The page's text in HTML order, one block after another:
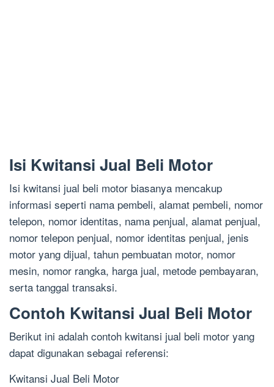
Isi Kwitansi Jual Beli Motor
Isi kwitansi jual beli motor biasanya mencakup
informasi seperti nama pembeli, alamat pembeli, nomor
telepon, nomor identitas, nama penjual, alamat penjual,
nomor telepon penjual, nomor identitas penjual, jenis
motor yang dijual, tahun pembuatan motor, nomor
mesin, nomor rangka, harga jual, metode pembayaran,
serta tanggal transaksi.
Contoh Kwitansi Jual Beli Motor
Berikut ini adalah contoh kwitansi jual beli motor yang
dapat digunakan sebagai referensi:
Kwitansi Jual Beli Motor